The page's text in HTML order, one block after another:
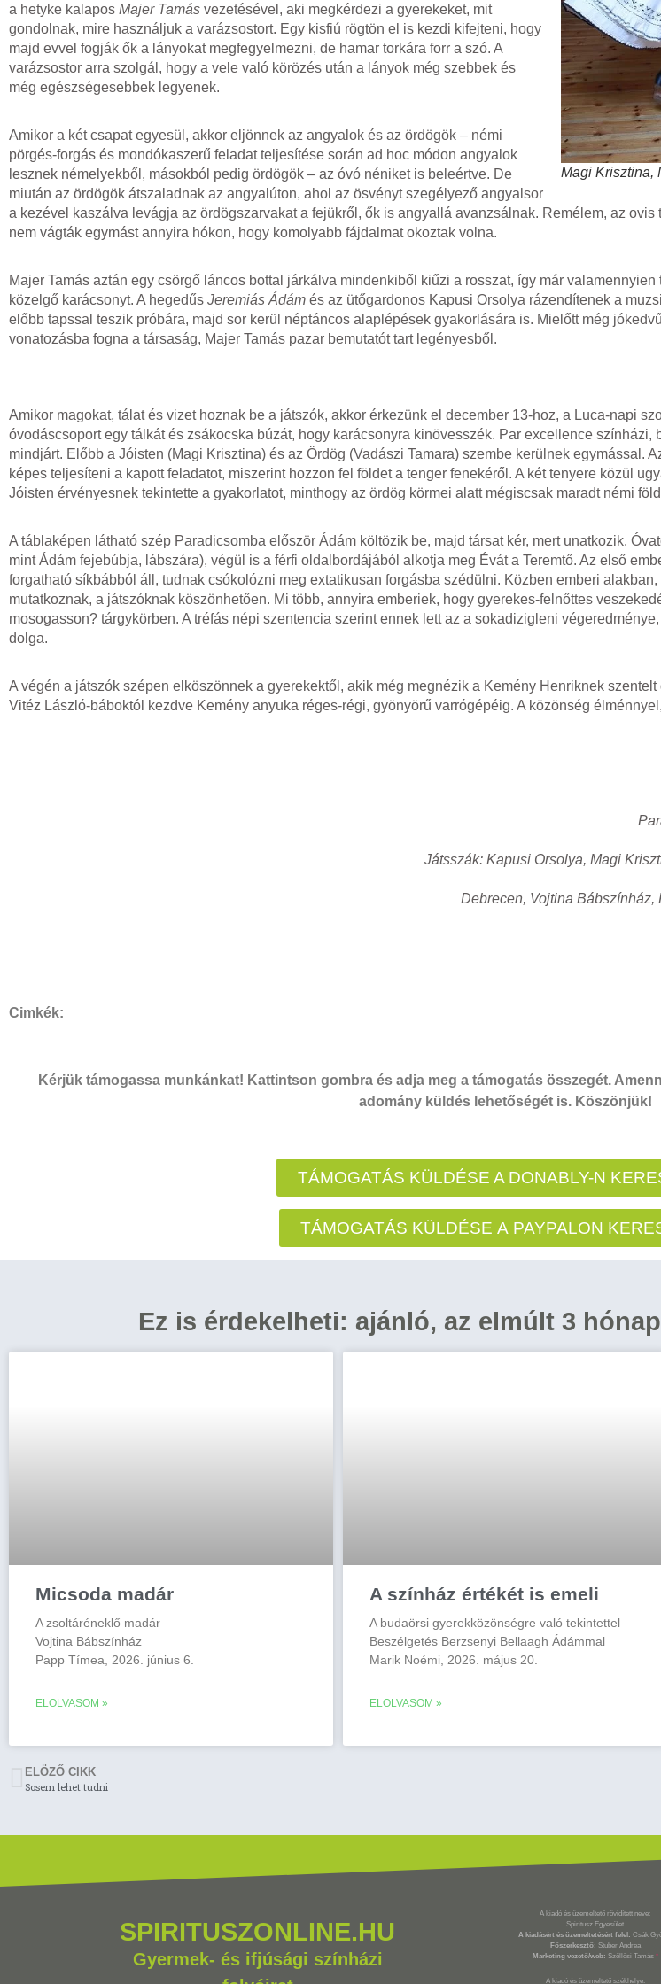
Magi Krisztina,
a hetyke kalapos Majer Tamás vezetésével, aki megkérdezi a gyerekeket, mit
gondolnak, mire használjuk a varázsostort. Egy kisfiú rögtön el is kezdi kifejteni, hogy
majd evvel fogják ők a lányokat megfegyelmezni, de hamar torkára forr a szó. A
varázsostor arra szolgál, hogy a vele való körözés után a lányok még szebbek és
még egészségesebbek legyenek.
Amikor a két csapat egyesül, akkor eljönnek az angyalok és az ördögök – némi
pörgés-forgás és mondókaszerű feladat teljesítése során ad hoc módon angyalok
lesznek némelyekből, másokból pedig ördögök – az óvó néniket is beleértve. De
miután az ördögök átszaladnak az angyalúton, ahol az ösvényt szegélyező angyalsor
a kezével kaszálva levágja az ördögszarvakat a fejükről, ők is angyallá avanzsálnak. Remélem, az
nem vágták egymást annyira hókon, hogy komolyabb fájdalmat okoztak volna.
Majer Tamás aztán egy csörgő láncos bottal járkálva mindenkiből kiűzi a rosszat, így már
közelgő karácsonyt. A hegedűs Jeremiás Ádám és az ütőgardonos Kapusi Orsolya rázendítenek a
előbb tapssal teszik próbára, majd sor kerül néptáncos alaplépések gyakorlására is. Mielőtt még
vonatozásba fogna a társaság, Majer Tamás pazar bemutatót tart legényesből.
Amikor magokat, tálat és vizet hoznak be a játszók, akkor érkezünk el december 13-hoz, a Luca-napi
óvodáscsoport egy tálkát és zsákocska búzát, hogy karácsonyra kinövesszék. Par excellence színházi,
mindjárt. Előbb a Jóisten (Magi Krisztina) és az Ördög (Vadászi Tamara) szembe kerülnek egymással.
képes teljesíteni a kapott feladatot, miszerint hozzon fel földet a tenger fenekéről. A két tenyere közül
Jóisten érvényesnek tekintette a gyakorlatot, minthogy az ördög körmei alatt mégiscsak maradt némi
A táblaképen látható szép Paradicsomba először Ádám költözik be, majd társat kér, mert unatkozik.
mint Ádám fejebúbja, lábszára), végül is a férfi oldalbordájából alkotja meg Évát a Teremtő. Az első
forgatható síkbábból áll, tudnak csókolózni meg extatikusan forgásba szédülni. Közben emberi
mutatkoznak, a játszóknak köszönhetően. Mi több, annyira emberiek, hogy gyerekes-felnőttes
mosogasson? tárgykörben. A tréfás népi szentencia szerint ennek lett az a sokadizigleni
dolga.
A végén a játszók szépen elköszönnek a gyerekektől, akik még megnézik a Kemény Henriknek
Vitéz László-báboktól kezdve Kemény anyuka réges-régi, gyönyörű varrógépéig. A közönség
Játsszák: Kapusi Orsolya, Magi
Debrecen, Vojtina Bábszínház,
Cimkék:
Kérjük támogassa munkánkat! Kattintson gombra és adja meg a támogatás összegét.
adomány küldés lehetőségét is. Köszönjük!
TÁMOGATÁS KÜLDÉSE A DONABLY-N
TÁMOGATÁS KÜLDÉSE A PAYPALON
Ez is érdekelheti: ajánló, az elmúlt 3
Micsoda madár
A zsoltáréneklő madár
Vojtina Bábszínház
Papp Tímea, 2026. június 6.
ELOLVASOM »
A színház értékét is emeli
A budaörsi gyerekközönségre való tekintettel
Beszélgetés Berzsenyi Bellaagh Ádámmal
Marik Noémi, 2026. május 20.
ELOLVASOM »
ELÖZŐ CIKK
Sosem lehet tudni
SPIRITUSZONLINE.HU
Gyermek- és ifjúsági színházi
A kiadó és üzemeltető rövidített neve:
Spiritusz Egyesület
A kiadásért és üzemeltetésért felel: Csák
Főszerkesztő: Stuber Andrea
Marketing vezető/web: Szöllősi Tamás *
A kiadó és üzemeltető székhelye: